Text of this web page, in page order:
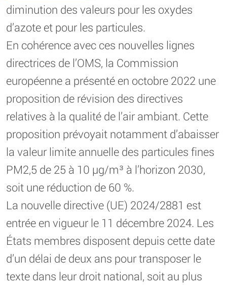
diminution des valeurs pour les oxydes
d’azote et pour les particules.
En cohérence avec ces nouvelles lignes
directrices de l’OMS, la Commission
européenne a présenté en octobre 2022 une
proposition de révision des directives
relatives à la qualité de l’air ambiant. Cette
proposition prévoyait notamment d’abaisser
la valeur limite annuelle des particules fines
PM2,5 de 25 à 10 µg/m³ à l’horizon 2030,
soit une réduction de 60 %.
La nouvelle directive (UE) 2024/2881 est
entrée en vigueur le 11 décembre 2024. Les
États membres disposent depuis cette date
d’un délai de deux ans pour transposer le
texte dans leur droit national, soit au plus